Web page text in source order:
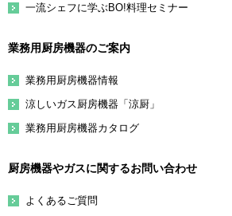
一流シェフに学ぶBO!料理セミナー
業務用厨房機器のご案内
業務用厨房機器情報
涼しいガス厨房機器「涼厨」
業務用厨房機器カタログ
厨房機器やガスに関するお問い合わせ
よくあるご質問